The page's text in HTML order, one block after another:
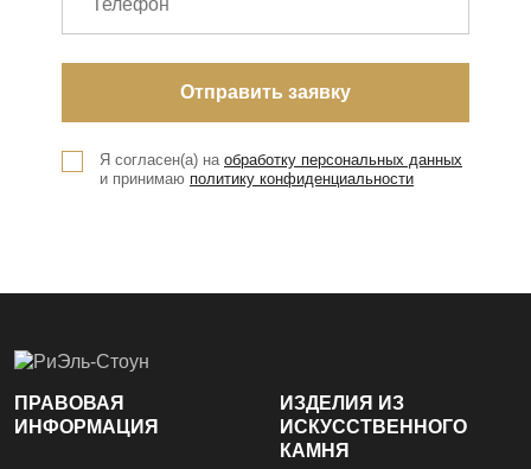
Я согласен(а) на обработку персональных данных
и принимаю политику конфиденциальности
ПРАВОВАЯ
ИНФОРМАЦИЯ
ИЗДЕЛИЯ ИЗ
ИСКУССТВЕННОГО
КАМНЯ